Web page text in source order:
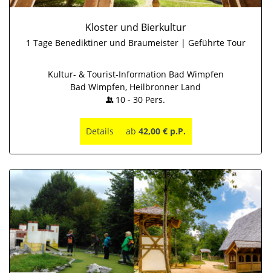
Kloster und Bierkultur
1 Tage Benediktiner und Braumeister | Geführte Tour
Kultur- & Tourist-Information Bad Wimpfen
Bad Wimpfen, Heilbronner Land
10 - 30 Pers.
Details ab 42,00 € p.P.